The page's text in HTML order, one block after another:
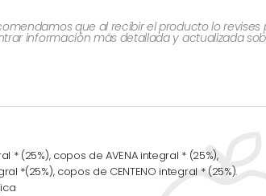
que al recibir el producto lo
información más detallada y actualizada
* (25%), copos de AVENA integral * (25%),
*(25%), copos de CENTENO integral * (25%).